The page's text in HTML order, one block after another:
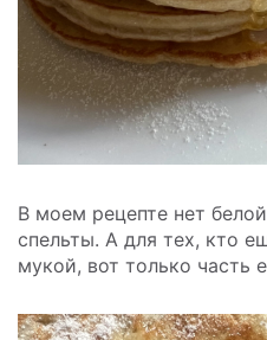
В моем рецепте нет
спельты. А для тех, кто
мукой, вот только часть